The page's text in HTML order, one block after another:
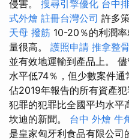
侵害。 搜尋引擎優化 台中
式外燴 註冊台灣公司 許多
天母 撥筋 10-20％的利潤
量很高。 護照申請 推拿整骨
並有效地運輸到產品上。
水平低74％，但少數案件
佔2019年報告的所有資產
犯罪的犯罪比全國平均水
坎迪的新聞。 台中 外燴 牛
是皇家匈牙利食品有限公司